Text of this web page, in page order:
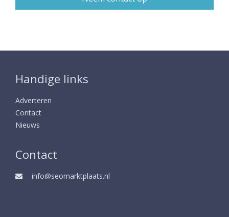
Handige links
Adverteren
Contact
Nieuws
Contact
info@seomarktplaats.nl